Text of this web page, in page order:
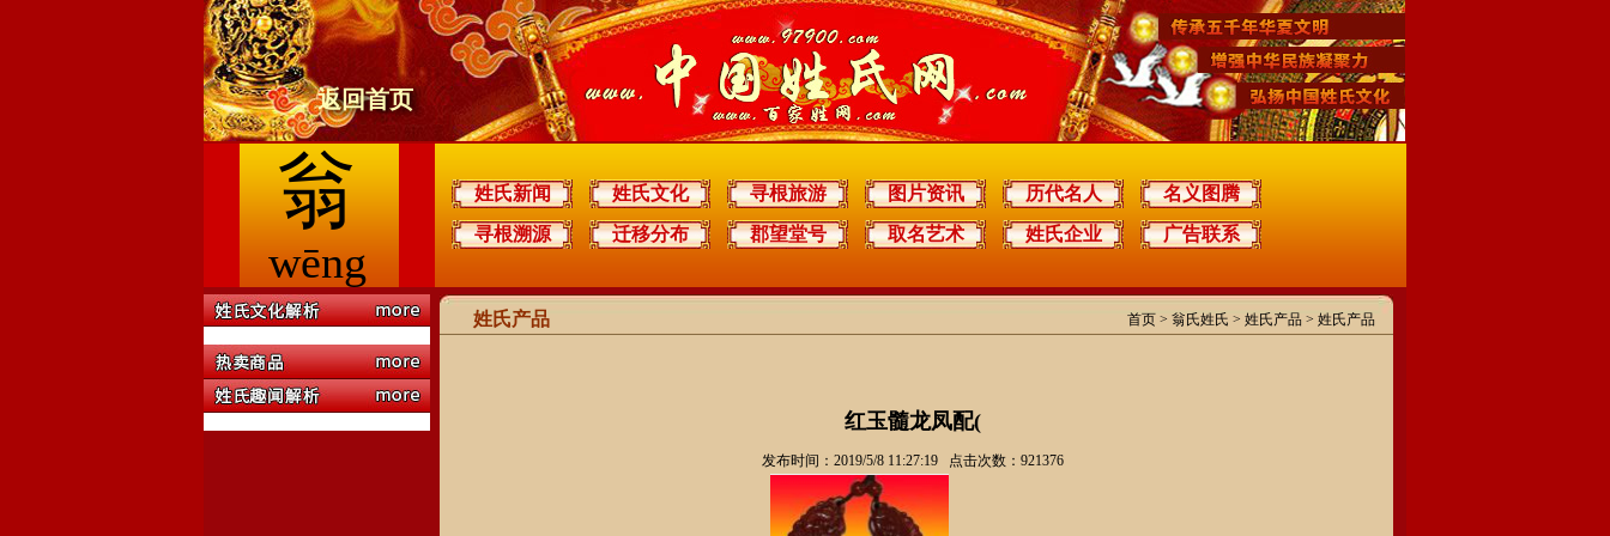
返回首页
翁
wēng
姓氏新闻 姓氏文化 寻根旅游 图片资讯 历代名人
名义图腾
寻根溯源
迁移分布 郡望堂号 取名艺术 姓氏企业 广告联系
姓氏产品 首页 > 翁氏姓氏 > 姓氏产品 > 姓氏产品
红玉髓龙凤配(
发布时间：2019/5/8 11:27:19 点击次数：921376